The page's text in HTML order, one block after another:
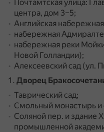
Почтамтская улица:
центра, дом 3–5;
Английская
набережная
набережная реки
Новой Голландии);
Алексеевский сад (ул.
Дворец
Таврический сад;
Смольный монастырь и
Соляной пер. и здание
промышленной